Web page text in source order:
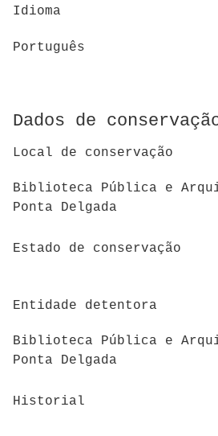
Idioma
Português
Dados de
Local de conservação
Biblioteca Pública e
Ponta Delgada
Estado de conservação
Entidade detentora
Biblioteca Pública e
Ponta Delgada
Historial